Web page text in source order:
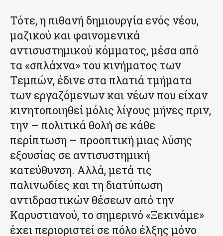
Τότε, η πιθανή δημιουργία ενός νέου,
μαζικού και φαινομενικά
αντισυστημικού κόμματος, μέσα από
τα «σπλάχνα» του κινήματος των
Τεμπών, έδινε στα πλατιά τμήματα
των εργαζόμενων και νέων που είχαν
κινητοποιηθεί μόλις λίγους μήνες πριν,
την – πολιτικά θολή σε κάθε
περίπτωση – προοπτική μιας λύσης
εξουσίας σε αντισυστημική
κατεύθυνση. Αλλά, μετά τις
παλινωδίες και τη διατύπωση
αντιδραστικών θέσεων από την
Καρυστιανού, το σημερινό «Ξεκινάμε»
έχει περιοριστεί σε πόλο έλξης μόνο